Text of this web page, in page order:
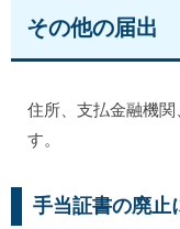
その他の届出
住所、支払金融機
す。
手当証書の廃止